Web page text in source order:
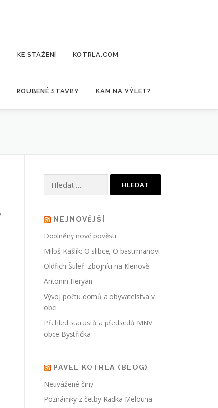
KE STAŽENÍ KOTRLA.COM
ROUBENÉ STAVBY KAM NA VÝLET?
NEJNOVĚJŠÍ
Doplněny nové pověsti
Miloš Kašlík: O slibce, O bastrmanovi
Oldřich Šuleř: Zbojníci na Klenově
Antonín Heryán
Vývoj počtu domů a obyvatelstva v
obci
Přehled starostů a předsedů MNV
obce Bystřička
PAVEL KOTRLA (BLOG)
Neuvážené činy
Poznámky z četby Radka Melouna